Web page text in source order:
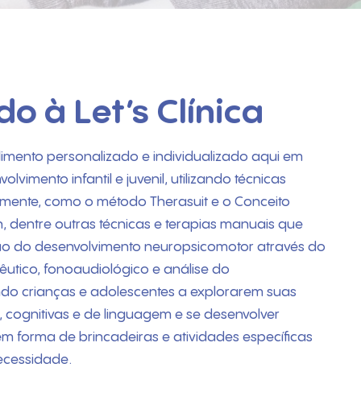
à Let’s Clínica
personalizado e individualizado aqui em
infantil e juvenil, utilizando técnicas
como o método Therasuit e o Conceito
dentre outras técnicas e terapias manuais que
do desenvolvimento neuropsicomotor através do
fonoaudiológico e análise do
crianças e adolescentes a explorarem suas
e de linguagem e se desenvolver
forma de brincadeiras e atividades específicas